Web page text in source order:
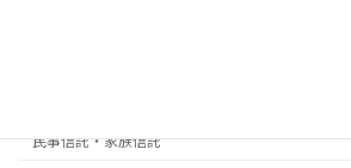
民事信託・家族信託